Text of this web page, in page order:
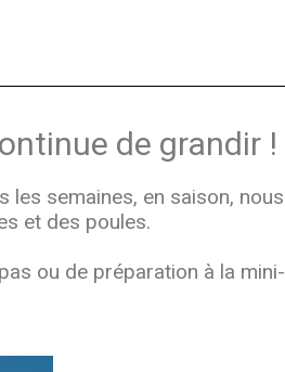
de grandir !
les semaines, en saison, nous
et des poules.
ou de préparation à la mini-